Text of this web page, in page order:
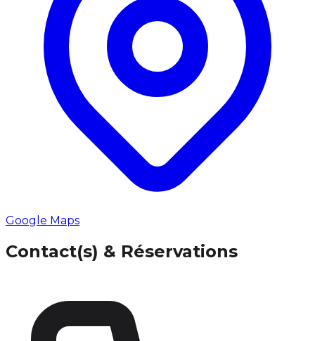
Google Maps
Contact(s) & Réservations